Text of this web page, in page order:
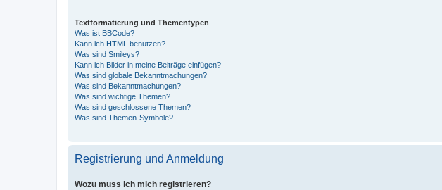
Textformatierung und Thementypen
Was ist BBCode?
Kann ich HTML benutzen?
Was sind Smileys?
Kann ich Bilder in meine Beiträge einfügen?
Was sind globale Bekanntmachungen?
Was sind Bekanntmachungen?
Was sind wichtige Themen?
Was sind geschlossene Themen?
Was sind Themen-Symbole?
Registrierung und Anmeldung
Wozu muss ich mich registrieren?